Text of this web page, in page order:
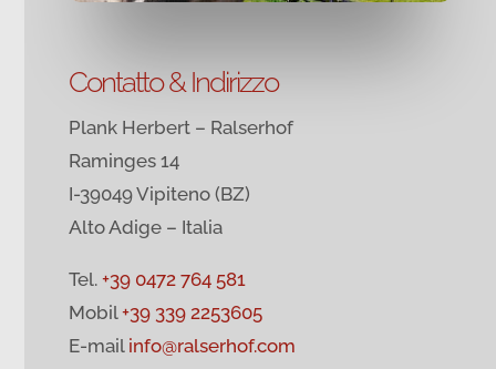
Contatto & Indirizzo
Plank Herbert – Ralserhof
Raminges 14
I-39049 Vipiteno (BZ)
Alto Adige – Italia
Tel.+39 0472 764 581
Mobil+39 339 2253605
E-mail info@ralserhof.com